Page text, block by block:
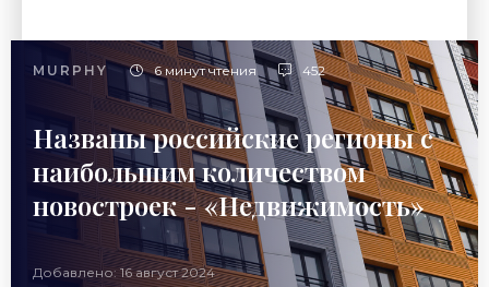
MURPHY 6 минут чтения 452
Названы российские регионы с
наибольшим количеством
новостроек - «Недвижимость»
Добавлено: 16 август 2024